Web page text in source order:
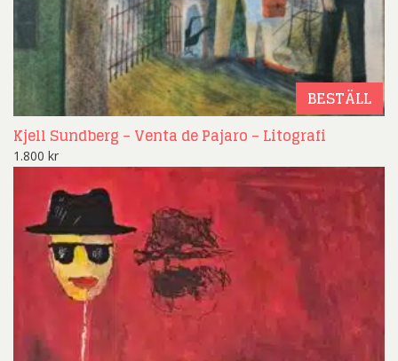
BESTÄLL
Kjell Sundberg – Venta de Pajaro – Litografi
1.800 kr